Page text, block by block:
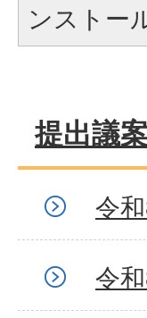
ンストー
提出議
令
令